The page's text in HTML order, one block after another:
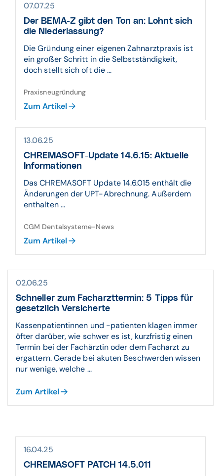
07.07.25
Der BEMA-Z gibt den Ton an: Lohnt sich
die Niederlassung?
Die Gründung einer eigenen Zahnarztpraxis ist
ein großer Schritt in die Selbstständigkeit,
doch stellt sich oft die ...
Praxisneugründung
Zum Artikel
13.06.25
CHREMASOFT-Update 14.6.15: Aktuelle
Informationen
Das CHREMASOFT Update 14.6.015 enthält die
Änderungen der UPT-Abrechnung. Außerdem
enthalten ...
CGM Dentalsysteme-News
Zum Artikel
02.06.25
Schneller zum Facharzttermin: 5 Tipps für
gesetzlich Versicherte
Kassenpatientinnen und -patienten klagen immer
öfter darüber, wie schwer es ist, kurzfristig einen
Termin bei der Fachärztin oder dem Facharzt zu
ergattern. Gerade bei akuten Beschwerden wissen
nur wenige, welche ...
Zum Artikel
16.04.25
CHREMASOFT PATCH 14.5.011